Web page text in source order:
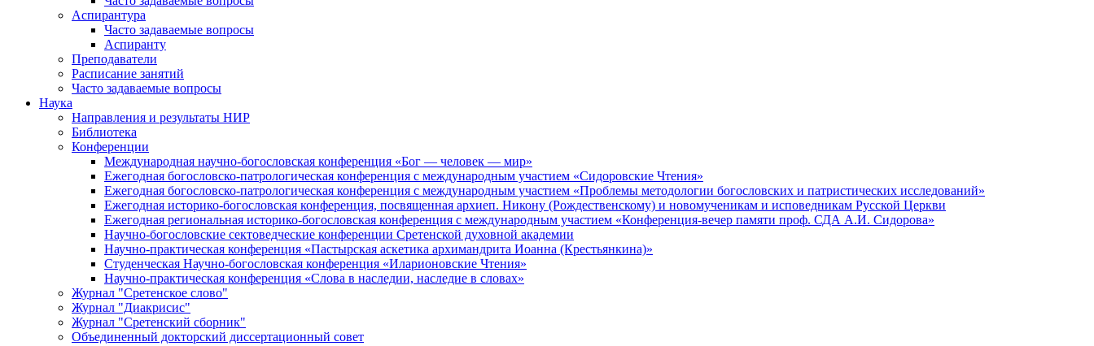
Аспирантура
Часто задаваемые вопросы
Аспиранту
Преподаватели
Расписание занятий
Часто задаваемые вопросы
Наука
Направления и результаты НИР
Библиотека
Конференции
Международная научно-богословская конференция «Бог — человек — мир»
Ежегодная богословско-патрологическая конференция с международным участием «Сидоровские Чтения»
Ежегодная богословско-патрологическая конференция с международным участием «Проблемы методологии богословских и патристических исследований»
Ежегодная историко-богословская конференция, посвященная архиеп. Никону (Рождественскому) и новомученикам и исповедникам Русской Церкви
Ежегодная региональная историко-богословская конференция с международным участием «Конференция-вечер памяти проф. СДА А.И. Сидорова»
Научно-богословские сектоведческие конференции Сретенской духовной академии
Научно-практическая конференция «Пастырская аскетика архимандрита Иоанна (Крестьянкина)»
Студенческая Научно-богословская конференция «Иларионовские Чтения»
Научно-практическая конференция «Cлова в наследии, наследие в словах»
Журнал "Сретенское слово"
Журнал "Диакрисис"
Журнал "Сретенский сборник"
Объединенный докторский диссертационный совет